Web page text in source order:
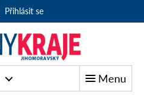
Přihlásit se
Menu